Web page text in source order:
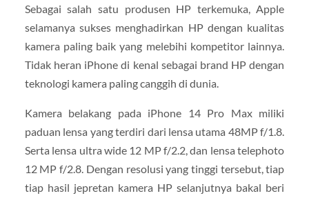
Sebagai salah satu produsen HP terkemuka, Apple
selamanya sukses menghadirkan HP dengan kualitas
kamera paling baik yang melebihi kompetitor lainnya.
Tidak heran iPhone di kenal sebagai brand HP dengan
teknologi kamera paling canggih di dunia.
Kamera belakang pada iPhone 14 Pro Max miliki
paduan lensa yang terdiri dari lensa utama 48MP f/1.8.
Serta lensa ultra wide 12 MP f/2.2, dan lensa telephoto
12 MP f/2.8. Dengan resolusi yang tinggi tersebut, tiap
tiap hasil jepretan kamera HP selanjutnya bakal beri